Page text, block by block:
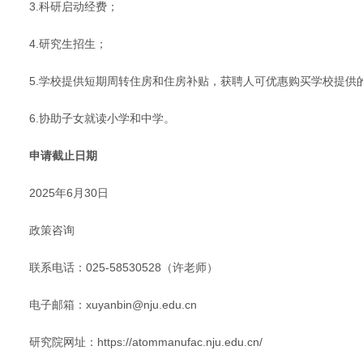
3.科研启动经费；
4.研究生招生；
5.学校提供短期周转住房和住房补贴，获聘人可优惠购买学校提供
6.协助子女就读小学和中学。
申请截止日期
2025年6月30日
政策咨询
联系电话：025-58530528（许老师）
电子邮箱：xuyanbin@nju.edu.cn
研究院网址：https://atommanufac.nju.edu.cn/